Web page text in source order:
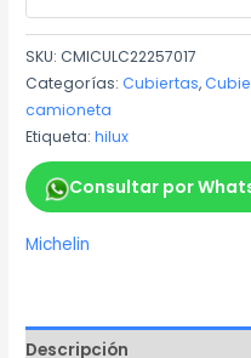
SKU:CMICULC22257017
Categorías:Cubiertas,
camioneta
Etiqueta:hilux
Consultar por
Michelin
Descripción